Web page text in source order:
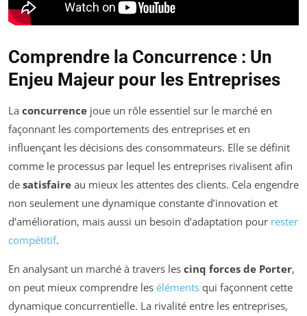
Comprendre la Concurrence : Un
Enjeu Majeur pour les Entreprises
La concurrence joue un rôle essentiel sur le marché en
façonnant les comportements des entreprises et en
influençant les décisions des consommateurs. Elle se définit
comme le processus par lequel les entreprises rivalisent afin
de satisfaire au mieux les attentes des clients. Cela engendre
non seulement une dynamique constante d’innovation et
d’amélioration, mais aussi un besoin d’adaptation pour rester
compétitif.
En analysant un marché à travers les cinq forces de Porter,
on peut mieux comprendre les éléments qui façonnent cette
dynamique concurrentielle. La rivalité entre les entreprises,